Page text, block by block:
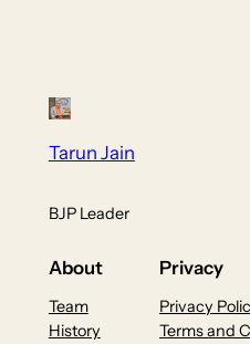
Tarun Jain
BJP Leader
About
Team
History
Privacy
Privacy
Terms and